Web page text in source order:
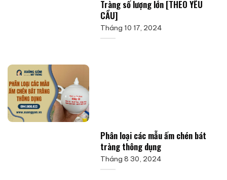
Tràng số lượng lớn [THEO YÊU
CẦU]
Tháng 10 17, 2024
Phân loại các mẫu ấm chén bát
tràng thông dụng
Tháng 8 30, 2024